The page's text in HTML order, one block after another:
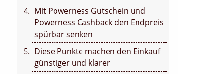
Mit Powerness Gutschein und
Powerness Cashback den Endpreis
spürbar senken
Diese Punkte machen den Einkauf
günstiger und klarer